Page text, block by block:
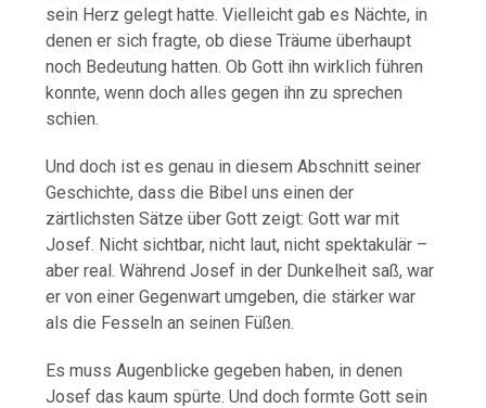
sein Herz gelegt hatte. Vielleicht gab es Nächte, in
denen er sich fragte, ob diese Träume überhaupt
noch Bedeutung hatten. Ob Gott ihn wirklich führen
konnte, wenn doch alles gegen ihn zu sprechen
schien.
Und doch ist es genau in diesem Abschnitt seiner
Geschichte, dass die Bibel uns einen der
zärtlichsten Sätze über Gott zeigt: Gott war mit
Josef. Nicht sichtbar, nicht laut, nicht spektakulär –
aber real. Während Josef in der Dunkelheit saß, war
er von einer Gegenwart umgeben, die stärker war
als die Fesseln an seinen Füßen.
Es muss Augenblicke gegeben haben, in denen
Josef das kaum spürte. Und doch formte Gott sein